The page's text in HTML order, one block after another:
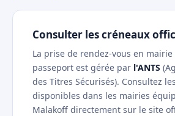
Consulter les créneaux
La prise de rendez-vous en
passeport est gérée par l'ANTS
des Titres Sécurisés). Consultez
disponibles dans les mairies
Malakoff directement sur le site